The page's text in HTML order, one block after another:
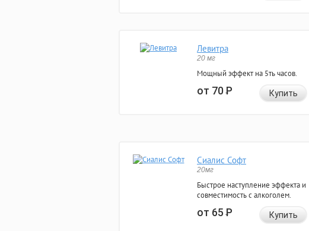
Левитра
20 мг
Мощный эффект на 5ть часов.
от 70Р Купить
Сиалис Софт
20мг
Быстрое наступление эффекта и
совместимость с алкоголем.
от 65Р Купить